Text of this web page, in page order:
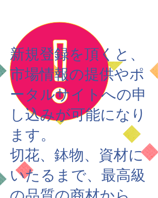
​新規登録を頂くと、
市場情報の提供やポ
ータルサイトへの申
し込みが可能になり
ます。
​​切花、鉢物、資材に
いたるまで、最高級